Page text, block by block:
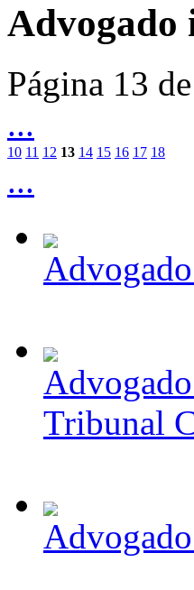
Advogado
Página 13
...
10 11 12 13 14 15 16 17 18
...
Tribunal